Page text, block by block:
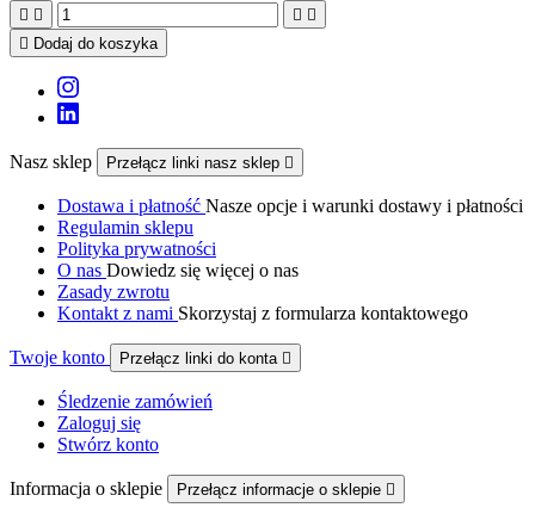
   
 Dodaj do koszyka
Nasz sklep Przełącz linki nasz sklep 
Dostawa i płatność Nasze opcje i warunki dostawy i płatności
Regulamin sklepu
Polityka prywatności
O nas Dowiedz się więcej o nas
Zasady zwrotu
Kontakt z nami Skorzystaj z formularza kontaktowego
Twoje konto Przełącz linki do konta 
Śledzenie zamówień
Zaloguj się
Stwórz konto
Informacja o sklepie Przełącz informacje o sklepie 